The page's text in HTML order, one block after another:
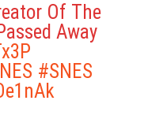
Of The
Away
#SNES